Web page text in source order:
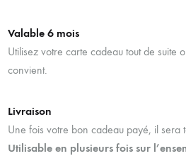
Valable 6 mois
Utilisez votre carte cadeau tout de suite
convient.
Livraison
Une fois votre bon cadeau payé, il sera
Utilisable en plusieurs fois sur